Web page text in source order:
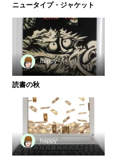
ニュータイプ・ジャケット
happy
読書の秋
happy